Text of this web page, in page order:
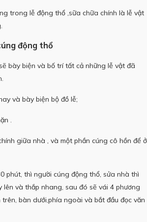
trong lễ động thổ ,sữa chữa chính là lễ vật
động thổ
bày biện và bố trí tất cả những lễ vật đã
và bày biện bộ đồ lễ;
.
giữa nhà , và một phần cúng cô hồn để ở
phút, thì người cúng động thổ, sửa nhà thì
lên và thắp nhang, sau đó sẽ vái 4 phương
bàn dưới,phía ngoài và bắt đầu đọc văn